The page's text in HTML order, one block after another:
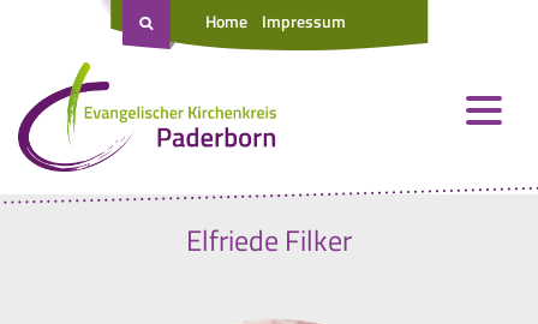
Home Impressum
Elfriede Filker